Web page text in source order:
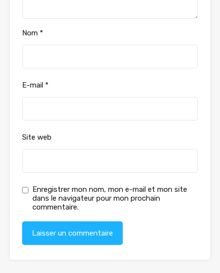
Nom *
E-mail *
Site web
Enregistrer mon nom, mon e-mail et mon site
dans le navigateur pour mon prochain
commentaire.